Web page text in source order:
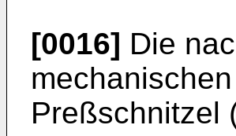
[0016] Die
Preßschnitzel